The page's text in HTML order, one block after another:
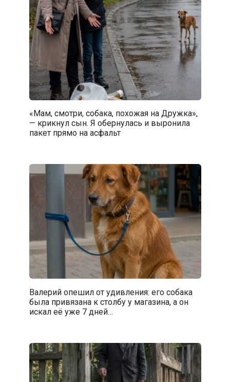
«Мам, смотри, собака, похожая на Дружка»,
— крикнул сын. Я обернулась и выронила
пакет прямо на асфальт
Валерий опешил от удивления: его собака
была привязана к столбу у магазина, а он
искал её уже 7 дней…